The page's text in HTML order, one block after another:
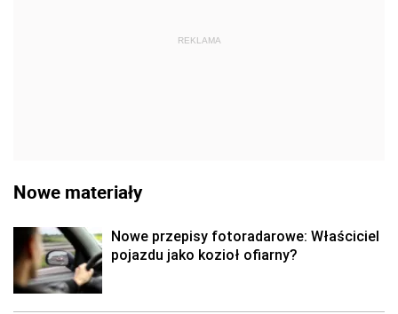
REKLAMA
Nowe materiały
Nowe przepisy fotoradarowe: Właściciel
pojazdu jako kozioł ofiarny?